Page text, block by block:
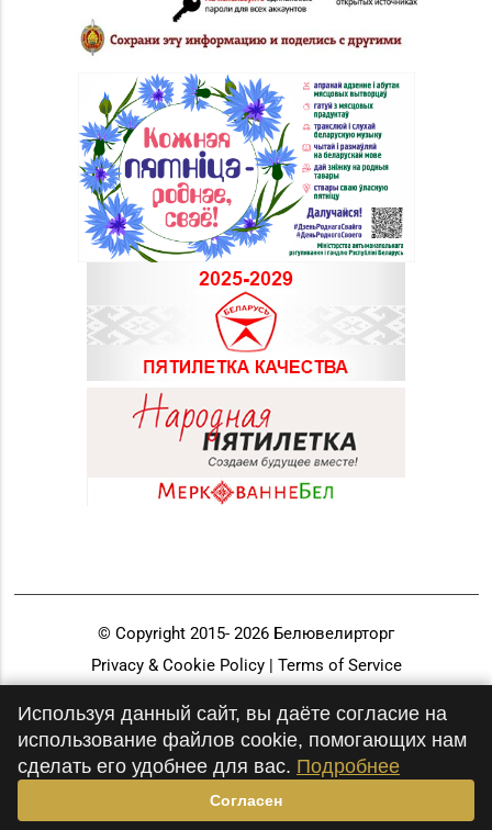
© Copyright 2015- 2026 Белювелирторг
Privacy & Cookie Policy | Terms of Service
Используя данный сайт, вы даёте согласие на
использование файлов cookie, помогающих нам
сделать его удобнее для вас. Подробнее
Согласен